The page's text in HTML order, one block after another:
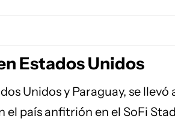
Estados Unidos
Unidos y Paraguay, se llevó
el país anfitrión en el SoFi